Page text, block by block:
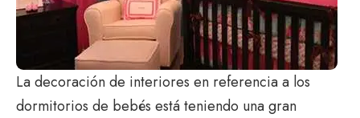
La decoración de interiores en referencia a los
dormitorios de bebés está teniendo una gran